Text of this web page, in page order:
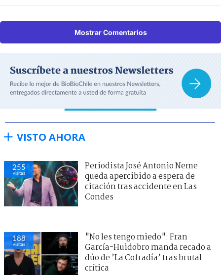
Mostrar Comentarios
VISTO AHORA
255
visitas
Periodista José Antonio Neme
queda apercibido a espera de
citación tras accidente en Las
Condes
188
visitas
"No les tengo miedo": Fran
García-Huidobro manda recado a
dúo de ’La Cofradía’ tras brutal
crítica